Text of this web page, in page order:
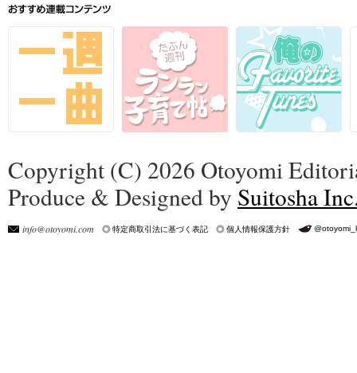
Copyright (C) 2026 Otoyomi
Produce & Designed by Suitosha
info@otoyomi.com 特定商取引法に基づく表記 個人情報保護方針